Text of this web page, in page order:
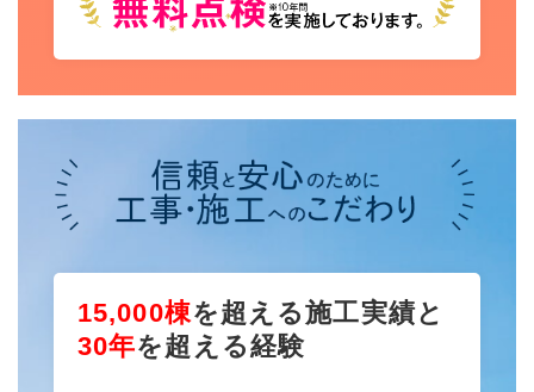
15,000棟を超える施工実績と
30年を超える経験